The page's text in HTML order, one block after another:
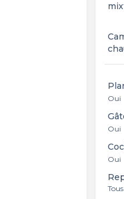
Oui
Oui
Oui